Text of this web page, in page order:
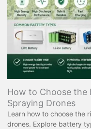
How to Choose the
Spraying Drones
Learn how to choose the
drones. Explore battery